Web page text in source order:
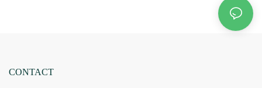
CONTACT